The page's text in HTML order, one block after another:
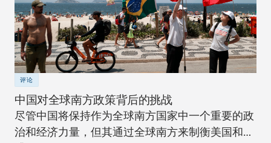
评论
中国对全球南方政策背后的挑战
尽管中国将保持作为全球南方国家中一个重要的政
治和经济力量，但其通过全球南方来制衡美国和全